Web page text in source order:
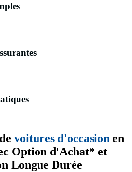
voitures d'occasion en
Option d'Achat* et
Longue Durée